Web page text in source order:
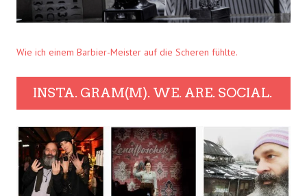
Wie ich einem Barbier-Meister auf die Scheren fühlte.
INSTA. GRAM(M). WE. ARE. SOCIAL.